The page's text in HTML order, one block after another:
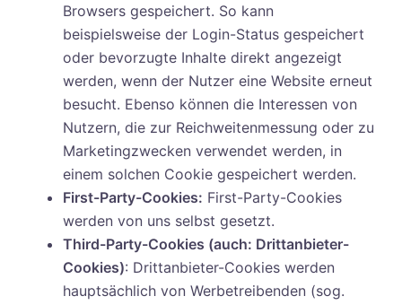
Browsers gespeichert. So kann
beispielsweise der Login-Status gespeichert
oder bevorzugte Inhalte direkt angezeigt
werden, wenn der Nutzer eine Website erneut
besucht. Ebenso können die Interessen von
Nutzern, die zur Reichweitenmessung oder zu
Marketingzwecken verwendet werden, in
einem solchen Cookie gespeichert werden.
First-Party-Cookies: First-Party-Cookies
werden von uns selbst gesetzt.
Third-Party-Cookies (auch: Drittanbieter-
Cookies): Drittanbieter-Cookies werden
hauptsächlich von Werbetreibenden (sog.